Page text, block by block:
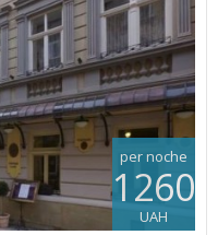
per noche
1260
UAH